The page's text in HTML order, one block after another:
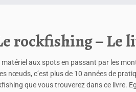
rockfishing – Le
matériel aux spots en passant par les
les nœuds, c’est plus de 10 années de
que vous trouverez dans ce livre.